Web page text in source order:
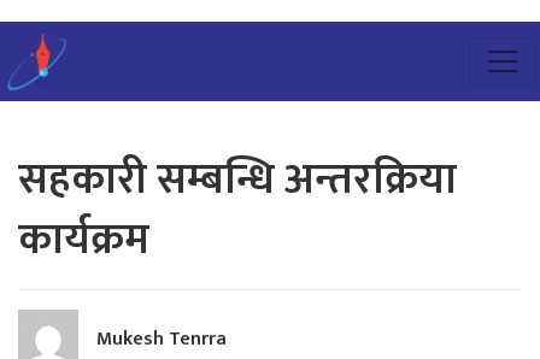
सहकारी सम्बन्धि अन्तरक्रिया
कार्यक्रम
Mukesh Tenrra